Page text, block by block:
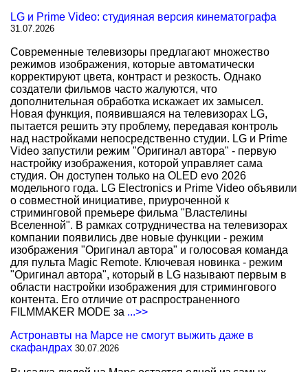
LG и Prime Video: студияная версия кинематографа
31.07.2026
Современные телевизоры предлагают множество
режимов изображения, которые автоматически
корректируют цвета, контраст и резкость. Однако
создатели фильмов часто жалуются, что
дополнительная обработка искажает их замысел.
Новая функция, появившаяся на телевизорах LG,
пытается решить эту проблему, передавая контроль
над настройками непосредственно студии. LG и Prime
Video запустили режим "Оригинал автора" - первую
настройку изображения, которой управляет сама
студия. Он доступен только на OLED evo 2026
модельного года. LG Electronics и Prime Video объявили
о совместной инициативе, приуроченной к
стриминговой премьере фильма "Властелины
Вселенной". В рамках сотрудничества на телевизорах
компании появились две новые функции - режим
изображения "Оригинал автора" и голосовая команда
для пульта Magic Remote. Ключевая новинка - режим
"Оригинал автора", который в LG называют первым в
области настройки изображения для стримингового
контента. Его отличие от распространенного
FILMMAKER MODE за ...>>
Астронавты на Марсе не смогут выжить даже в
скафандрах 30.07.2026